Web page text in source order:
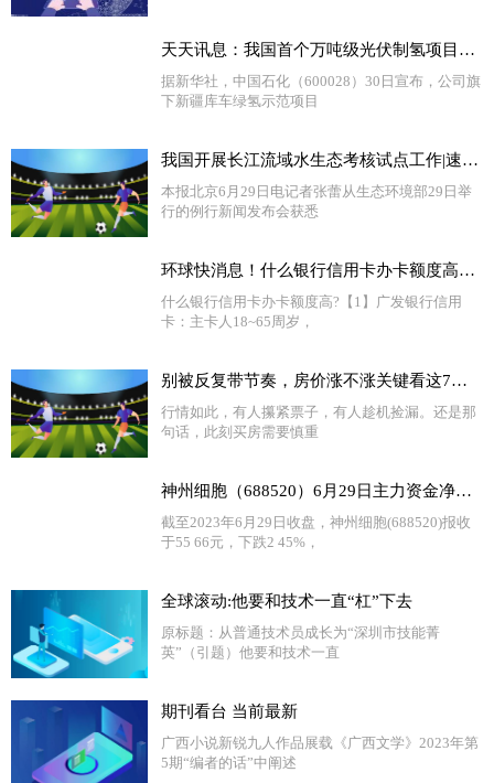
天天讯息：我国首个万吨级光伏制氢项目投产
据新华社，中国石化（600028）30日宣布，公司旗
下新疆库车绿氢示范项目
我国开展长江流域水生态考核试点工作|速看料
本报北京6月29日电记者张蕾从生态环境部29日举
行的例行新闻发布会获悉
环球快消息！什么银行信用卡办卡额度高？信用卡额度越高越好吗？
什么银行信用卡办卡额度高?【1】广发银行信用
卡：主卡人18~65周岁，
别被反复带节奏，房价涨不涨关键看这7点！ 全球看热讯
行情如此，有人攥紧票子，有人趁机捡漏。还是那
句话，此刻买房需要慎重
神州细胞（688520）6月29日主力资金净卖出532.18万元
截至2023年6月29日收盘，神州细胞(688520)报收
于55 66元，下跌2 45%，
全球滚动:他要和技术一直“杠”下去
原标题：从普通技术员成长为“深圳市技能菁
英”（引题）他要和技术一直
期刊看台 当前最新
广西小说新锐九人作品展载《广西文学》2023年第
5期“编者的话”中阐述